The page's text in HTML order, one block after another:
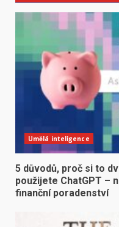
Umělá inteligence
5 důvodů, proč si to
použijete ChatGPT –
finanční poradenství